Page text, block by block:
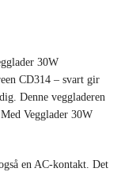
30W
CD314 – svart gir
Denne veggladeren
Vegglader 30W
en AC-kontakt. Det